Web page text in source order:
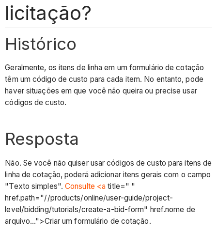
licitação?
Histórico
Geralmente, os itens de linha em um formulário de cotação
têm um código de custo para cada item. No entanto, pode
haver situações em que você não queira ou precise usar
códigos de custo.
Resposta
Não. Se você não quiser usar códigos de custo para itens de
linha de cotação, poderá adicionar itens gerais com o campo
"Texto simples".Consulte <a title=" "
href.path="//products/online/user-guide/project-
level/bidding/tutorials/create-a-bid-form" href.nome de
arquivo...">Criar um formulário de cotação.